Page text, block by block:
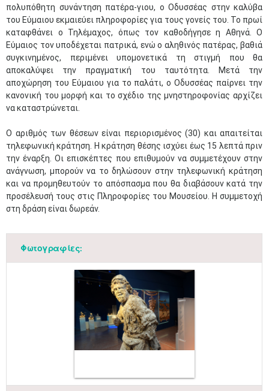
πολυπόθητη συνάντηση πατέρα-γιου, ο Οδυσσέας στην καλύβα
του Εύμαιου εκμαιεύει πληροφορίες για τους γονείς του. Το πρωί
καταφθάνει ο Τηλέμαχος, όπως τον καθοδήγησε η Αθηνά. Ο
Εύμαιος τον υποδέχεται πατρικά, ενώ ο αληθινός πατέρας, βαθιά
συγκινημένος, περιμένει υπομονετικά τη στιγμή που θα
αποκαλύψει την πραγματική του ταυτότητα. Μετά την
αποχώρηση του Εύμαιου για το παλάτι, ο Οδυσσέας παίρνει την
κανονική του μορφή και το σχέδιο της μνηστηροφονίας αρχίζει
να καταστρώνεται.
Ο αριθμός των θέσεων είναι περιορισμένος (30) και απαιτείται
τηλεφωνική κράτηση. Η κράτηση θέσης ισχύει έως 15 λεπτά πριν
την έναρξη. Οι επισκέπτες που επιθυμούν να συμμετέχουν στην
ανάγνωση, μπορούν να το δηλώσουν στην τηλεφωνική κράτηση
και να προμηθευτούν το απόσπασμα που θα διαβάσουν κατά την
προσέλευσή τους στις Πληροφορίες του Μουσείου. Η συμμετοχή
στη δράση είναι δωρεάν.
Φωτογραφίες: